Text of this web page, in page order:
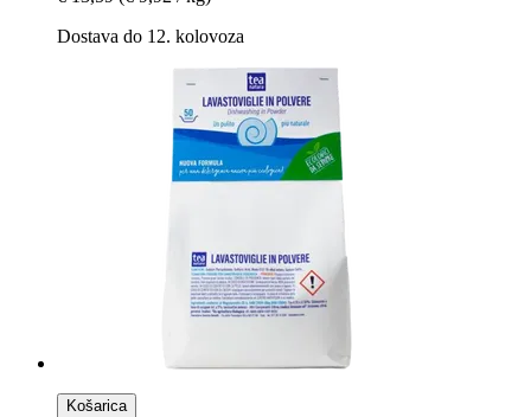
Dostava do 12. kolovoza
Košarica